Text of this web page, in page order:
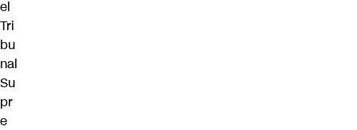
el
Tri
bu
nal
Su
pr
e